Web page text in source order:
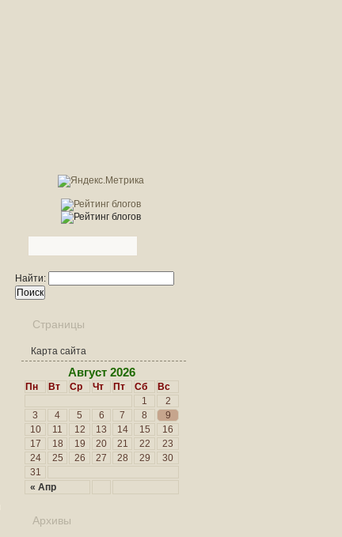
Найти:
Страницы
Карта сайта
Август 2026
Пн Вт Ср Чт Пт Сб Вс
« Апр
1
2
3
4 5 6 7 8
9
10
11 12 13 14 15
16
17
18 19 20 21 22
23
24
25 26 27 28 29
30
31
Архивы